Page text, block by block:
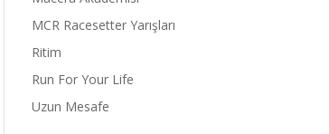
MCR Racesetter Yarışları
Ritim
Run For Your Life
Uzun Mesafe